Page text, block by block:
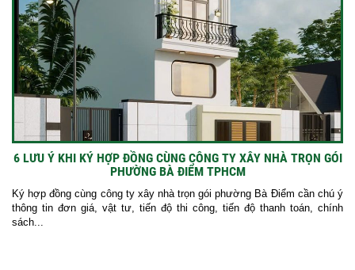
6 LƯU Ý KHI KÝ HỢP ĐỒNG CÙNG CÔNG TY XÂY NHÀ TRỌN GÓI
PHƯỜNG BÀ ĐIỂM TPHCM
Ký hợp đồng cùng công ty xây nhà trọn gói phường Bà Điểm cần chú ý
thông tin đơn giá, vật tư, tiến độ thi công, tiến độ thanh toán, chính
sách...